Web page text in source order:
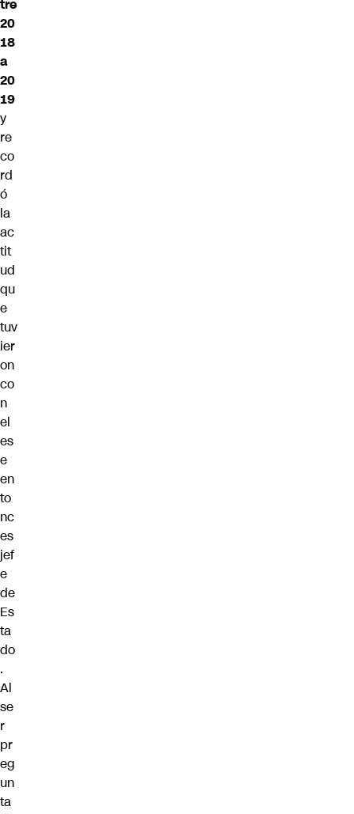
tre
20
18
a
20
19
y
re
co
rd
ó
la
ac
tit
ud
qu
e
tuv
ier
on
co
n
el
es
e
en
to
nc
es
jef
e
de
Es
ta
do
.
Al
se
r
pr
eg
un
ta